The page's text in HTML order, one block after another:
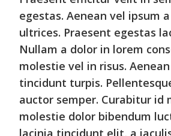
egestas. Aenean vel ipsum
ultrices. Praesent egestas
Nullam a dolor in lorem
molestie vel in risus.
tincidunt turpis.
auctor semper. Curabitur id
molestie dolor bibendum